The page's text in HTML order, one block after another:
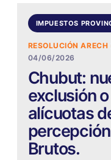
IMPUESTOS
RESOLUCIÓN
04/06/2026
Chubut:
exclusión
alícuotas
Brutos.